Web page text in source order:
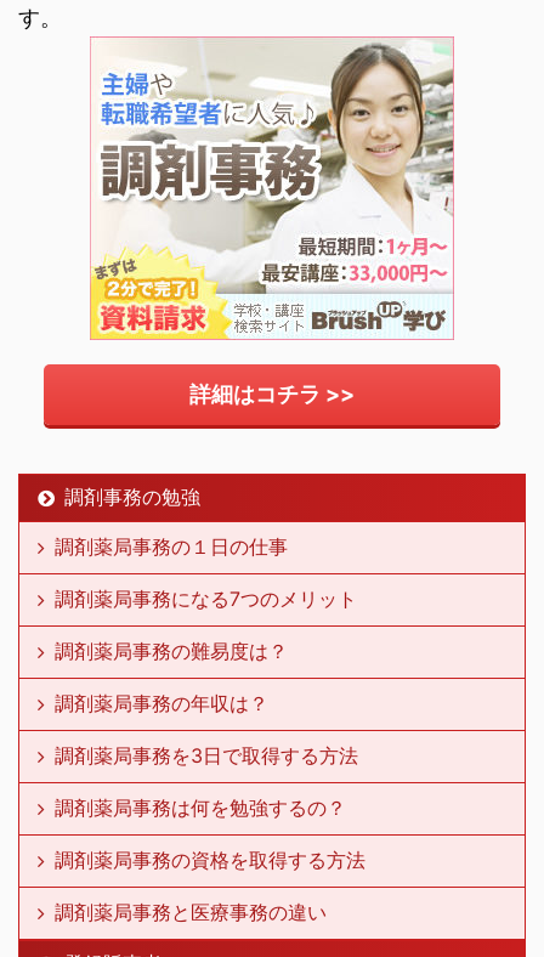
す。
詳細はコチラ >>
調剤事務の勉強
調剤薬局事務の１日の仕事
調剤薬局事務になる7つのメリット
調剤薬局事務の難易度は？
調剤薬局事務の年収は？
調剤薬局事務を3日で取得する方法
調剤薬局事務は何を勉強するの？
調剤薬局事務の資格を取得する方法
調剤薬局事務と医療事務の違い